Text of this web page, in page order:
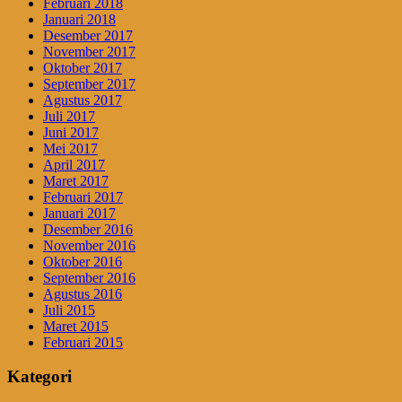
Januari 2018
Desember 2017
November 2017
Oktober 2017
September 2017
Agustus 2017
Juli 2017
Juni 2017
Mei 2017
April 2017
Maret 2017
Februari 2017
Januari 2017
Desember 2016
November 2016
Oktober 2016
September 2016
Agustus 2016
Juli 2015
Maret 2015
Februari 2015
Kategori